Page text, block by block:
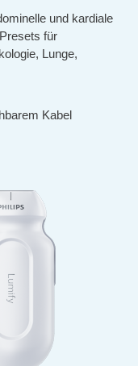
und kardiale
für
Lunge,
Kabel